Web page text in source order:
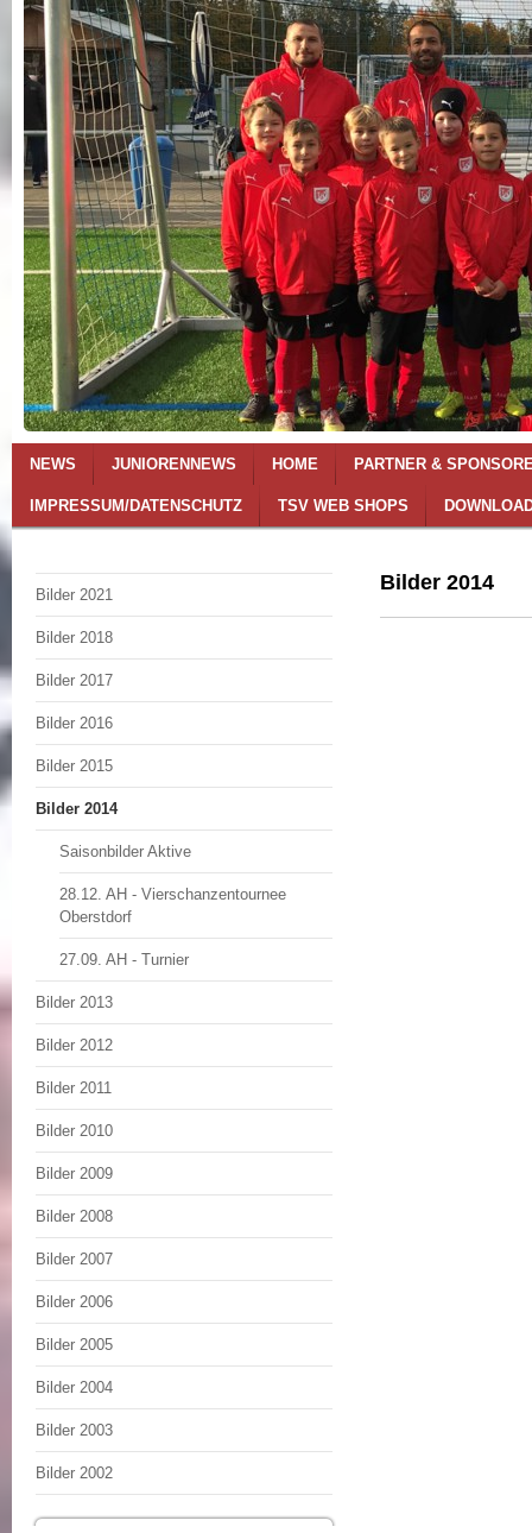
NEWS JUNIORENNEWS HOME PARTNER &
IMPRESSUM/DATENSCHUTZ TSV WEB SHOPS
Bilder 2021
Bilder 2018
Bilder 2017
Bilder 2016
Bilder 2015
Bilder 2014
Saisonbilder Aktive
28.12. AH - Vierschanzentournee
Oberstdorf
27.09. AH - Turnier
Bilder 2013
Bilder 2012
Bilder 2011
Bilder 2010
Bilder 2009
Bilder 2008
Bilder 2007
Bilder 2006
Bilder 2005
Bilder 2004
Bilder 2003
Bilder 2002
Bilder 2014